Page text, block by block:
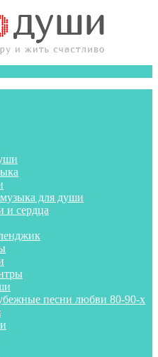
для души
и сердца
песни любви 80-90-х